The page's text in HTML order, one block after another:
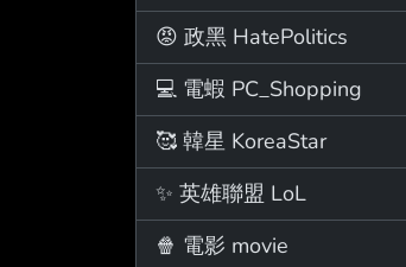
😡 政黑 HatePolitics
💻 電蝦 PC_Shopping
🥰 韓星 KoreaStar
✨ 英雄聯盟 LoL
🍿 電影 movie